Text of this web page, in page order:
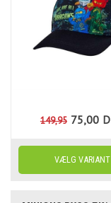
149,95 75,00